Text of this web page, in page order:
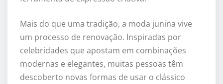
Mais do que uma tradição, a moda junina vive
um processo de renovação. Inspiradas por
celebridades que apostam em combinações
modernas e elegantes, muitas pessoas têm
descoberto novas formas de usar o clássico